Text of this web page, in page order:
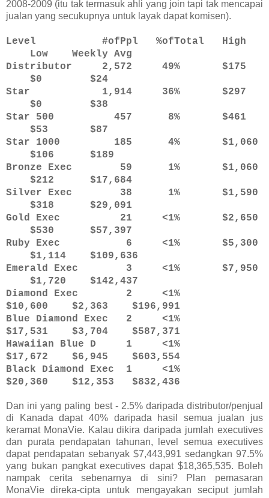
2008-2009 (itu tak termasuk ahli yang join tapi tak mencapai
jualan yang secukupnya untuk layak dapat komisen).
Level #ofPpl %ofTotal High
Low Weekly Avg
Distributor 2,572 49% $175
$0 $24
Star 1,914 36% $297
$0 $38
Star 500 457 8% $461
$53 $87
Star 1000 185 4% $1,060
$106 $189
Bronze Exec 59 1% $1,060
$212 $17,684
Silver Exec 38 1% $1,590
$318 $29,091
Gold Exec 21 <1% $2,650
$530 $57,397
Ruby Exec 6 <1% $5,300
$1,114 $109,636
Emerald Exec 3 <1% $7,950
$1,720 $142,437
Diamond Exec 2 <1%
$10,600 $2,363 $196,991
Blue Diamond Exec 2 <1%
$17,531 $3,704 $587,371
Hawaiian Blue D 1 <1%
$17,672 $6,945 $603,554
Black Diamond Exec 1 <1%
$20,360 $12,353 $832,436
Dan ini yang paling best - 2.5% daripada distributor/penjual
di Kanada dapat 40% daripada hasil semua jualan jus
keramat MonaVie. Kalau dikira daripada jumlah executives
dan purata pendapatan tahunan, level semua executives
dapat pendapatan sebanyak $7,443,991 sedangkan 97.5%
yang bukan pangkat executives dapat $18,365,535. Boleh
nampak cerita sebenarnya di sini? Plan pemasaran
MonaVie direka-cipta untuk mengayakan seciput jumlah